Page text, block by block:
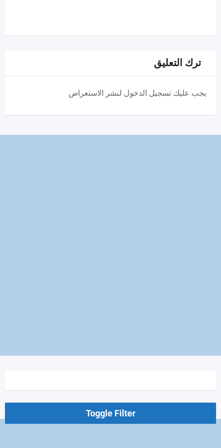
ترك التعليق
يجب عليك تسجيل الدخول لنشر الاستعراض
Toggle Filter